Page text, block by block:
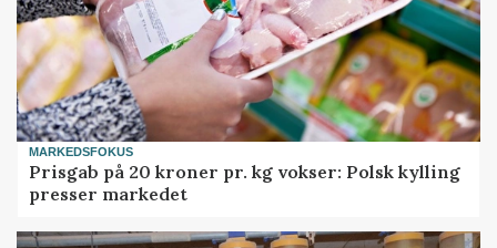
MARKEDSFOKUS
Prisgab på 20 kroner pr. kg vokser: Polsk kylling
presser markedet